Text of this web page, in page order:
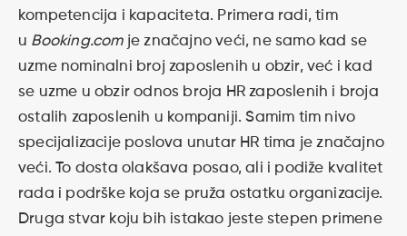
kompetencija i kapaciteta. Primera radi, tim
u Booking.comje značajno veći, ne samo kad se
uzme nominalni broj zaposlenih u obzir, već i kad
se uzme u obzir odnos broja HR zaposlenih i broja
ostalih zaposlenih u kompaniji. Samim tim nivo
specijalizacije poslova unutar HR tima je značajno
veći. To dosta olakšava posao, ali i podiže kvalitet
rada i podrške koja se pruža ostatku organizacije.
Druga stvar koju bih istakao jeste stepen primene